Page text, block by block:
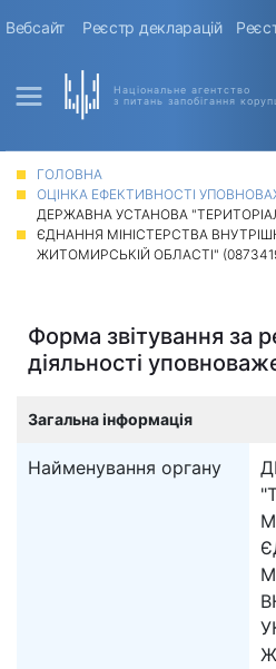
Вебсайт Реєстр декларацій
Національне агентство
з питань запобігання
ГОЛОВНА
ОЦІНКА ЕФЕКТИВНОСТІ
ДЕРЖАВНА УСТАНОВА
ЄДНАННЯ МІНІСТЕРСТВА
ЖИТОМИРСЬКІЙ ОБЛАСТІ"
Форма звітування за
діяльності
Загальна інформація
Найменування органу